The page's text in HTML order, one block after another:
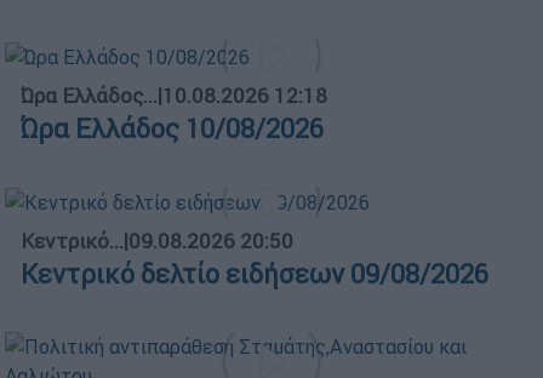
Ώρα Ελλάδος...|10.08.2026 12:18
Ώρα Ελλάδος 10/08/2026
Κεντρικό...|09.08.2026 20:50
Κεντρικό δελτίο ειδήσεων 09/08/2026